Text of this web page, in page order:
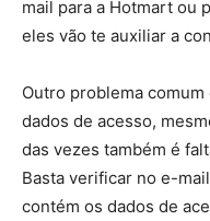
mail para a Hotmart ou
eles vão te auxiliar a
Outro problema
dados de acesso,
das vezes também é
Basta verificar no e-
contém os dados de